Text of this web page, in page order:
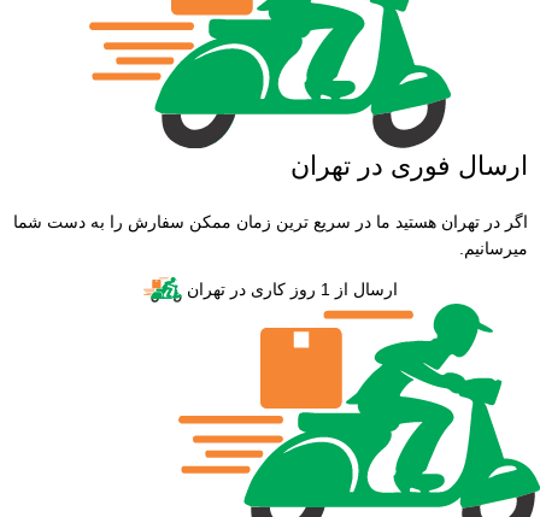
ارسال فوری در تهران
اگر در تهران هستید ما در سریع ترین زمان ممکن سفارش را به دست شما
میرسانیم.
ارسال از 1 روز کاری در تهران